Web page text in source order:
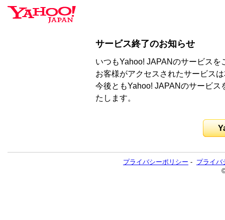
サービス終了のお知らせ
いつもYahoo! JAPANのサービス
お客様がアクセスされたサービス
今後ともYahoo! JAPANのサービ
たします。
プライバシーポリシー - プライバ